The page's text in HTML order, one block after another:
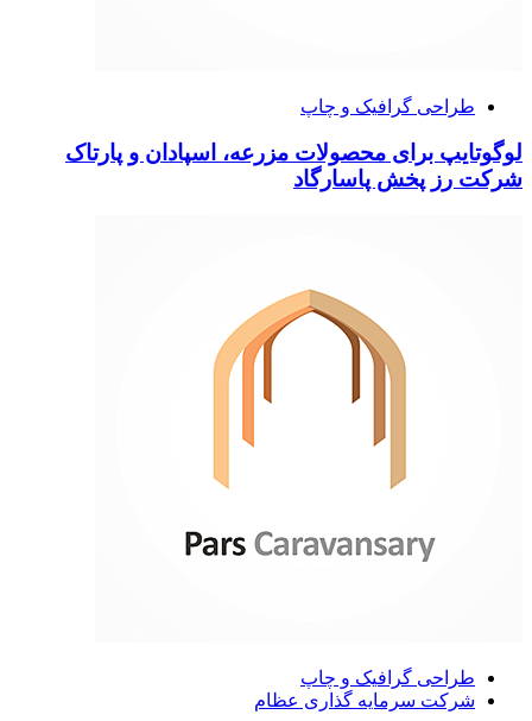
طراحی گرافیک و چاپ
لوگوتایپ برای محصولات مزرعه، اسپادان و پارتاک
شرکت رز پخش پاسارگاد
طراحی گرافیک و چاپ
شرکت سرمایه گذاری عظام